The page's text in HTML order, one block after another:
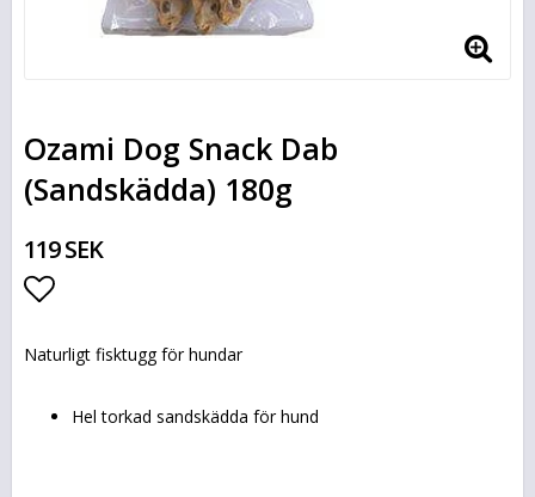
Ozami Dog Snack Dab
(Sandskädda) 180g
119 SEK
Naturligt fisktugg för hundar
Hel torkad sandskädda för hund